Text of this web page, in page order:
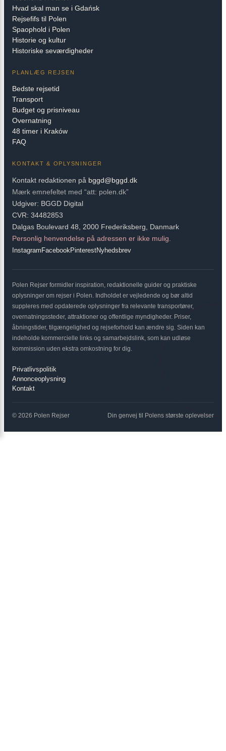
Hvad skal man se i Gdańsk
Rejsefifs til Polen
Spaophold i Polen
Historie og kultur
Historiske seværdigheder
PLANLÆG REJSEN
Bedste rejsetid
Transport
Budget og prisniveau
Overnatning
48 timer i Kraków
FAQ
KONTAKT & OPLYSNINGER
Kontakt redaktionen på bggd@bggd.dk
Mærk emnefeltet med “att: polen.dk”
Udgiver: BGGD Digital
CVR: 34482853
Dalgas Boulevard 48, 2000 Frederiksberg, Danmark
Personlig henvendelse på adressen er ikke mulig.
Instagram FacebookPinterestNyhedsbrev
Polen Rejser formidler inspiration, redaktionelle guider og praktiske
oplysninger om rejser i Polen. Indholdet er vejledende og bør altid
suppleres med opdaterede oplysninger fra relevante transportører,
overnatningssteder, attraktioner og offentlige myndigheder. Priser,
åbningstider, tilgængelighed og rejseforhold kan ændre sig. Siden kan
indeholde kommercielle links og samarbejdslink, som kan udløse
kommission uden ekstra omkostning for dig.
Privatlivspolitik
Annonceoplysning
Kontakt
© 2026 Polen Rejser Din genvej til Polens største oplevelser